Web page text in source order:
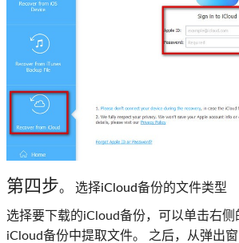
第四步。 选择iCloud备份的文件类型
选择要下载的iCloud备份，可以单击右侧
iCloud备份中提取文件。 之后，从弹出